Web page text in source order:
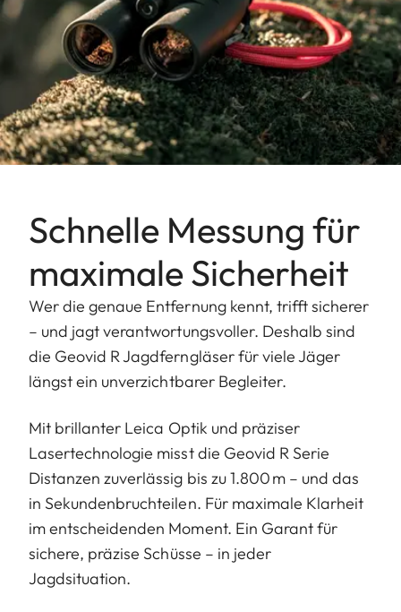
Schnelle Messung für
maximale Sicherheit
Wer die genaue Entfernung kennt, trifft sicherer
– und jagt verantwortungsvoller. Deshalb sind
die Geovid R Jagdferngläser für viele Jäger
längst ein unverzichtbarer Begleiter.
Mit brillanter Leica Optik und präziser
Lasertechnologie misst die Geovid R Serie
Distanzen zuverlässig bis zu 1.800 m – und das
in Sekundenbruchteilen. Für maximale Klarheit
im entscheidenden Moment. Ein Garant für
sichere, präzise Schüsse – in jeder
Jagdsituation.